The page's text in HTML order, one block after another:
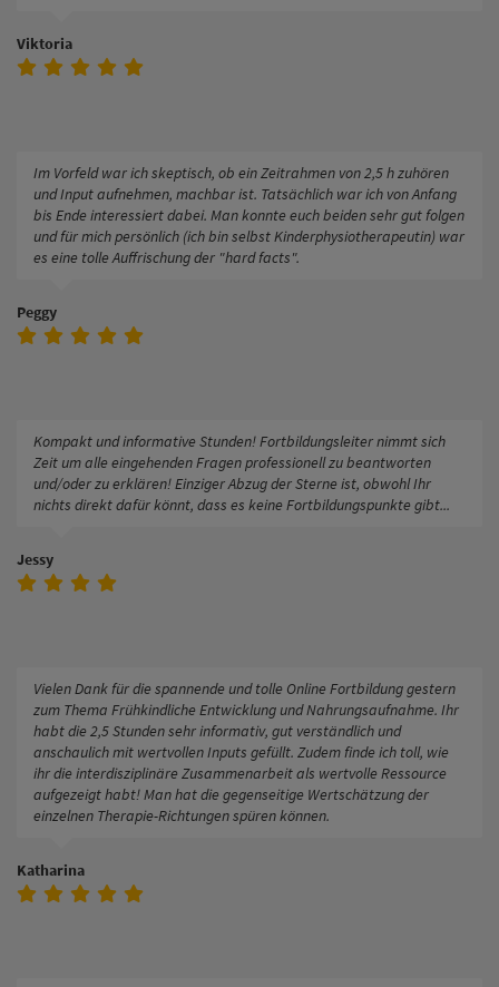
Viktoria
Im Vorfeld war ich skeptisch, ob ein Zeitrahmen von 2,5 h zuhören
und Input aufnehmen, machbar ist. Tatsächlich war ich von Anfang
bis Ende interessiert dabei. Man konnte euch beiden sehr gut folgen
und für mich persönlich (ich bin selbst Kinderphysiotherapeutin) war
es eine tolle Auffrischung der "hard facts".
Peggy
Kompakt und informative Stunden! Fortbildungsleiter nimmt sich
Zeit um alle eingehenden Fragen professionell zu beantworten
und/oder zu erklären! Einziger Abzug der Sterne ist, obwohl Ihr
nichts direkt dafür könnt, dass es keine Fortbildungspunkte gibt...
Jessy
Vielen Dank für die spannende und tolle Online Fortbildung gestern
zum Thema Frühkindliche Entwicklung und Nahrungsaufnahme. Ihr
habt die 2,5 Stunden sehr informativ, gut verständlich und
anschaulich mit wertvollen Inputs gefüllt. Zudem finde ich toll, wie
ihr die interdisziplinäre Zusammenarbeit als wertvolle Ressource
aufgezeigt habt! Man hat die gegenseitige Wertschätzung der
einzelnen Therapie-Richtungen spüren können.
Katharina